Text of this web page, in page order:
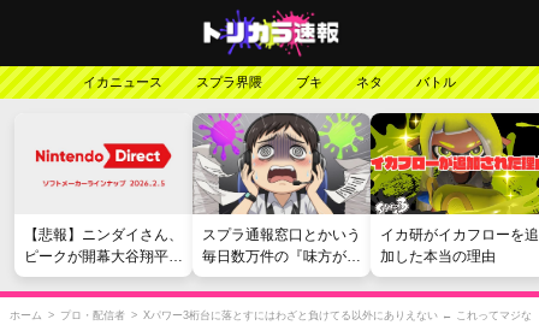
イカニュース スプラ界隈 ブキ ネタ バトル
【悲報】ニンダイさん、
ピークが開幕大谷翔平の
がっかりダイレクトだっ
たと言われてしまう
スプラ通報窓口とかいう
毎日数万件の『味方が弱
い』愚痴を読まされる苦
行
イカ研がイカフローを追
加した本当の理由
ホーム > プロ・配信者 > Xパワー3桁台に落とすにはわざと負けてる以外にありえない ← これってマジな